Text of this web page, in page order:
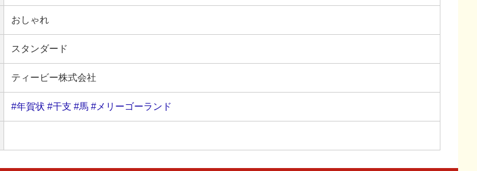
おしゃれ
スタンダード
ティービー株式会社
#年賀状 #干支 #馬 #メリーゴーランド